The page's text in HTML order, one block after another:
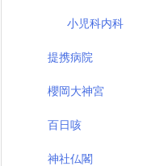
小児科内科
提携病院
櫻岡大神宮
百日咳
神社仏閣